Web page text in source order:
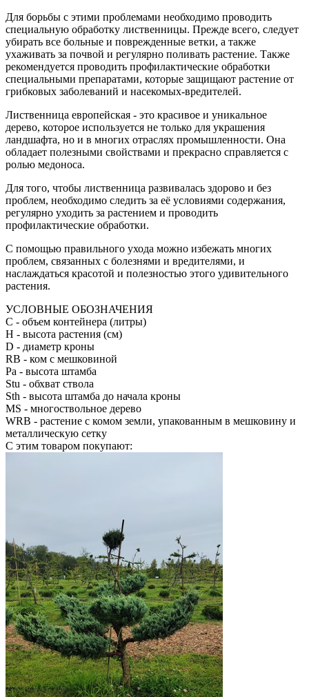
Для борьбы с этими проблемами необходимо проводить
специальную обработку лиственницы. Прежде всего, следует
убирать все больные и поврежденные ветки, а также
ухаживать за почвой и регулярно поливать растение. Также
рекомендуется проводить профилактические обработки
специальными препаратами, которые защищают растение от
грибковых заболеваний и насекомых-вредителей.
Лиственница европейская - это красивое и уникальное
дерево, которое используется не только для украшения
ландшафта, но и в многих отраслях промышленности. Она
обладает полезными свойствами и прекрасно справляется с
ролью медоноса.
Для того, чтобы лиственница развивалась здорово и без
проблем, необходимо следить за её условиями содержания,
регулярно уходить за растением и проводить
профилактические обработки.
С помощью правильного ухода можно избежать многих
проблем, связанных с болезнями и вредителями, и
наслаждаться красотой и полезностью этого удивительного
растения.
УСЛОВНЫЕ ОБОЗНАЧЕНИЯ
С - объем контейнера (литры)
H - высота растения (см)
D - диаметр кроны
RB - ком с мешковиной
Pa - высота штамба
Stu - обхват ствола
Sth - высота штамба до начала кроны
MS - многоствольное дерево
WRB - растение с комом земли, упакованным в мешковину и
металлическую сетку
С этим товаром покупают: